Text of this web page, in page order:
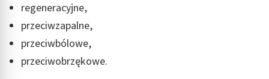
regeneracyjne,
przeciwzapalne,
przeciwbólowe,
przeciwobrzękowe.